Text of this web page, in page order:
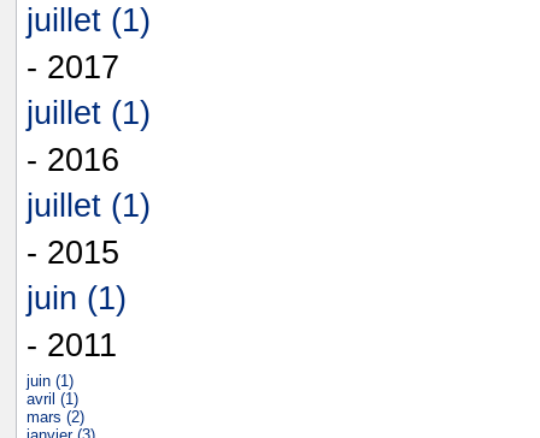
juillet (1)
- 2017
juillet (1)
- 2016
juillet (1)
- 2015
juin (1)
- 2011
juin (1)
avril (1)
mars (2)